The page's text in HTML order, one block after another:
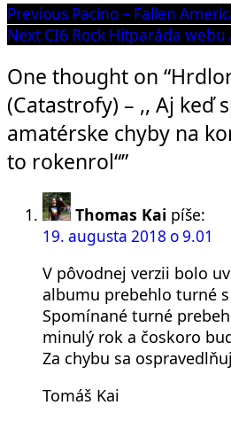
Navigácia
v
článku
Previous Previous
post:
Pacino – Fallen
Next Next
CI6 Rock Hitparáda
One thought on
(Catastrofy) – ,, Aj keď
amatérske chyby na
to rokenrol“”
Thomas Kai píše:
19. augusta 2018 o 9.01
V pôvodnej verzii bolo
albumu prebehlo turné
Spomínané turné
minulý rok a čoskoro
Za chybu sa
Tomáš Kai